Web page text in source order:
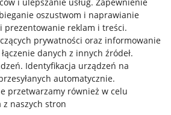
i ulepszanie usług. Zapewnienie
oszustwom i naprawianie
prezentowanie reklam i treści.
prywatności oraz informowanie
danych z innych źródeł.
. Identyfikacja urządzeń na
automatycznie.
przetwarzamy również w celu
z naszych stron
Cyfrowych